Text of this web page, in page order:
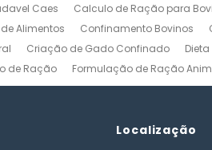
Caes Calculo de Ração para
Alimentos Confinamento Bovinos
Criação de Gado Confinado
de Ração Formulação de Ração
Ração para Aves de Postura
para Gado Leiteiro Formulação de
Localização